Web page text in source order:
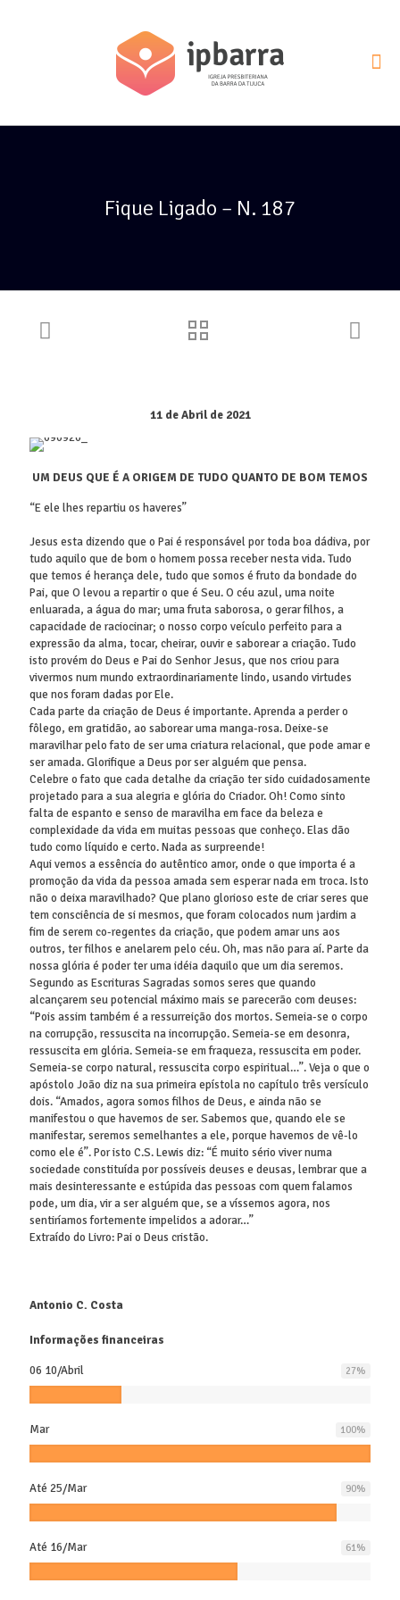
Fique Ligado – N. 187
11 de Abril de 2021
UM DEUS QUE É A ORIGEM DE TUDO QUANTO DE BOM TEMOS
“E ele lhes repartiu os haveres”
Jesus esta dizendo que o Pai é responsável por toda boa dádiva, por
tudo aquilo que de bom o homem possa receber nesta vida. Tudo
que temos é herança dele, tudo que somos é fruto da bondade do
Pai, que O levou a repartir o que é Seu. O céu azul, uma noite
enluarada, a água do mar; uma fruta saborosa, o gerar filhos, a
capacidade de raciocinar; o nosso corpo veículo perfeito para a
expressão da alma, tocar, cheirar, ouvir e saborear a criação. Tudo
isto provém do Deus e Pai do Senhor Jesus, que nos criou para
vivermos num mundo extraordinariamente lindo, usando virtudes
que nos foram dadas por Ele.
Cada parte da criação de Deus é importante. Aprenda a perder o
fôlego, em gratidão, ao saborear uma manga-rosa. Deixe-se
maravilhar pelo fato de ser uma criatura relacional, que pode amar e
ser amada. Glorifique a Deus por ser alguém que pensa.
Celebre o fato que cada detalhe da criação ter sido cuidadosamente
projetado para a sua alegria e glória do Criador. Oh! Como sinto
falta de espanto e senso de maravilha em face da beleza e
complexidade da vida em muitas pessoas que conheço. Elas dão
tudo como líquido e certo. Nada as surpreende!
Aqui vemos a essência do autêntico amor, onde o que importa é a
promoção da vida da pessoa amada sem esperar nada em troca. Isto
não o deixa maravilhado? Que plano glorioso este de criar seres que
tem consciência de si mesmos, que foram colocados num jardim a
fim de serem co-regentes da criação, que podem amar uns aos
outros, ter filhos e anelarem pelo céu. Oh, mas não para aí. Parte da
nossa glória é poder ter uma idéia daquilo que um dia seremos.
Segundo as Escrituras Sagradas somos seres que quando
alcançarem seu potencial máximo mais se parecerão com deuses:
“Pois assim também é a ressurreição dos mortos. Semeia-se o corpo
na corrupção, ressuscita na incorrupção. Semeia-se em desonra,
ressuscita em glória. Semeia-se em fraqueza, ressuscita em poder.
Semeia-se corpo natural, ressuscita corpo espiritual…”. Veja o que o
apóstolo João diz na sua primeira epístola no capítulo três versículo
dois. “Amados, agora somos filhos de Deus, e ainda não se
manifestou o que havemos de ser. Sabemos que, quando ele se
manifestar, seremos semelhantes a ele, porque havemos de vê-lo
como ele é”. Por isto C.S. Lewis diz: “É muito sério viver numa
sociedade constituída por possíveis deuses e deusas, lembrar que a
mais desinteressante e estúpida das pessoas com quem falamos
pode, um dia, vir a ser alguém que, se a víssemos agora, nos
sentiríamos fortemente impelidos a adorar…”
Extraído do Livro: Pai o Deus cristão.
Antonio C. Costa
Informações financeiras
06 10/Abril 27%
Mar 100%
Até 25/Mar 90%
Até 16/Mar 61%